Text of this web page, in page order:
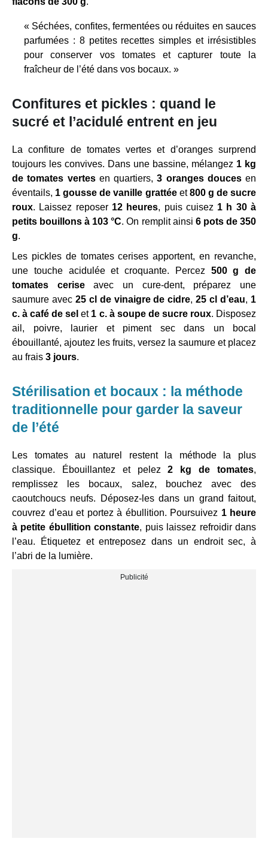
« Séchées, confites, fermentées ou réduites en sauces
parfumées : 8 petites recettes simples et irrésistibles
pour conserver vos tomates et capturer toute la
fraîcheur de l’été dans vos bocaux. »
Confitures et pickles : quand le
sucré et l’acidulé entrent en jeu
La confiture de tomates vertes et d’oranges surprend
toujours les convives. Dans une bassine, mélangez 1 kg
de tomates vertesen quartiers,3 oranges doucesen
éventails, 1 gousse de vanille grattéeet800 g de sucre
roux. Laissez reposer 12 heures, puis cuisez 1 h 30 à
petits bouillons à 103 °C. On remplit ainsi 6 pots de 350
g.
Les pickles de tomates cerises apportent, en revanche,
une touche acidulée et croquante. Percez 500 g de
tomates ceriseavec un cure-dent, préparez une
saumure avec 25 cl de vinaigre de cidre,25 cl d’eau, 1
c. à café de sel et 1 c. à soupe de sucre roux. Disposez
ail, poivre, laurier et piment sec dans un bocal
ébouillanté, ajoutez les fruits, versez la saumure et placez
au frais 3 jours.
Stérilisation et bocaux : la méthode
traditionnelle pour garder la saveur
de l’été
Les tomates au naturel restent la méthode la plus
classique. Ébouillantez et pelez2 kg de tomates,
remplissez les bocaux, salez, bouchez avec des
caoutchoucs neufs. Déposez-les dans un grand faitout,
couvrez d’eau et portez à ébullition. Poursuivez 1 heure
à petite ébullition constante, puis laissez refroidir dans
l’eau. Étiquetez et entreposez dans un endroit sec, à
l’abri de la lumière.